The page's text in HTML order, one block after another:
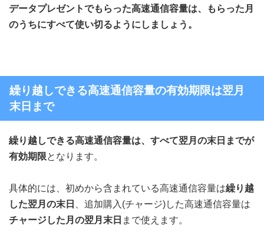
データプレゼントでもらった高速通信容量は、もらった月
のうちにすべて使い切るようにしましょう。
繰り越しできる高速通信容量の有効期限は翌月
末日まで
繰り越しできる高速通信容量は、すべて翌月の末日までが
有効期限となります。
具体的には、初めから含まれている高速通信容量は繰り越
した翌月の末日
、追加購入(チャージ)した高速通信容量は
チャージした月の翌月末日 まで使えます。